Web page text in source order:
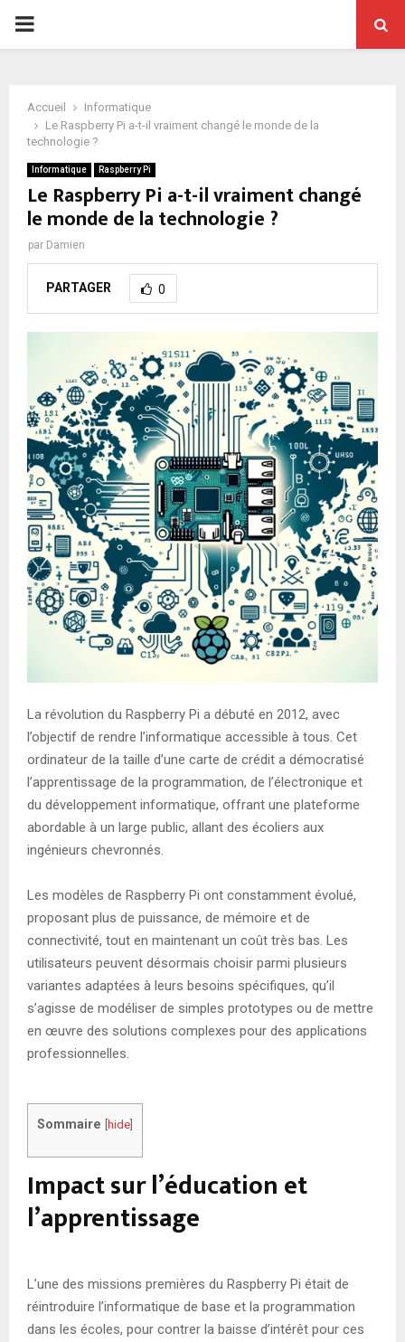
PRIMARY
Accueil
Informatique
Le Raspberry Pi a-t-il vraiment changé le monde de la
technologie ?
Informatique Raspberry Pi
Le Raspberry Pi a-t-il vraiment changé
le monde de la technologie ?
par Damien
PARTAGER 0
La révolution du Raspberry Pi a débuté en 2012, avec
l’objectif de rendre l’informatique accessible à tous. Cet
ordinateur de la taille d’une carte de crédit a démocratisé
l’apprentissage de la programmation, de l’électronique et
du développement informatique, offrant une plateforme
abordable à un large public, allant des écoliers aux
ingénieurs chevronnés.
Les modèles de Raspberry Pi ont constamment évolué,
proposant plus de puissance, de mémoire et de
connectivité, tout en maintenant un coût très bas. Les
utilisateurs peuvent désormais choisir parmi plusieurs
variantes adaptées à leurs besoins spécifiques, qu’il
s’agisse de modéliser de simples prototypes ou de mettre
en œuvre des solutions complexes pour des applications
professionnelles.
Sommaire [hide]
Impact sur l’éducation et
l’apprentissage
L’une des missions premières du Raspberry Pi était de
réintroduire l’informatique de base et la programmation
dans les écoles, pour contrer la baisse d’intérêt pour ces